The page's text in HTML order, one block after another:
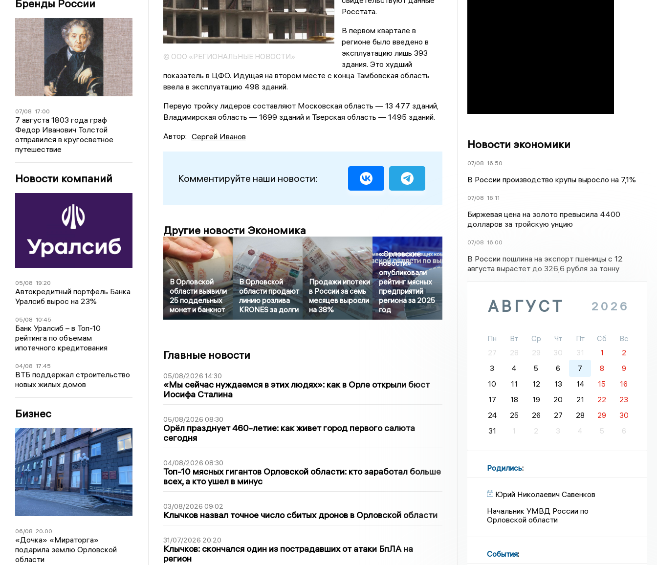
Бренды России
07/08 17:00
7 августа 1803 года граф
Федор Иванович Толстой
отправился в кругосветное
путешествие
Новости компаний
05/08 19:20
Автокредитный портфель Банка
Уралсиб вырос на 23%
05/08 10:45
Банк Уралсиб – в Топ-10
рейтинга по объемам
ипотечного кредитования
04/08 17:45
ВТБ поддержал строительство
новых жилых домов
Бизнес
06/08 20:00
«Дочка» «Мираторга»
подарила землю Орловской
области
© ООО «РЕГИОНАЛЬНЫЕ НОВОСТИ»
Росстата.
В первом квартале в
регионе было введено в
эксплуатацию лишь 393
здания. Это худший
показатель в ЦФО. Идущая на втором месте с конца Тамбовская область
ввела в эксплуатацию 498 зданий.
Первую тройку лидеров составляют Московская область — 13 477 зданий,
Владимирская область — 1699 зданий и Тверская область — 1495 зданий.
Автор: Сергей Иванов
Комментируйте наши новости:
Другие новости Экономика
В Орловской
области выявили
25 поддельных
монет и банкнот
В Орловской
области продают
линию розлива
KRONES за долги
Продажи ипотеки
в России за семь
месяцев выросли
на 38%
«Орловские
новости»
опубликовали
рейтинг мясных
предприятий
региона за 2025
год
Главные новости
05/08/2026 14:30
«Мы сейчас нуждаемся в этих людях»: как в Орле открыли бюст
Иосифа Сталина
05/08/2026 08:30
Орёл празднует 460-летие: как живет город первого салюта
сегодня
04/08/2026 08:30
Топ-10 мясных гигантов Орловской области: кто заработал больше
всех, а кто ушел в минус
03/08/2026 09:02
Клычков назвал точное число сбитых дронов в Орловской области
31/07/2026 20:20
Клычков: скончался один из пострадавших от атаки БпЛА на
регион
Новости экономики
07/08 16:50
В России производство крупы выросло на 7,1%
07/08 16:11
Биржевая цена на золото превысила 4400
долларов за тройскую унцию
07/08 16:00
В России пошлина на экспорт пшеницы с 12
августа вырастет до 326,6 рубля за тонну
АВГУСТ 2026
Пн Вт Ср Чт Пт Сб
Вс
27
28 29 30 31 1
2
3
4 5 6 7 8
9
10
11 12 13 14 15
16
17
18 19 20 21 22
23
24
25 26 27 28 29
30
31
1 2 3 4 5 6
Родились:
Юрий Николаевич Савенков
Начальник УМВД России по
Орловской области
События: